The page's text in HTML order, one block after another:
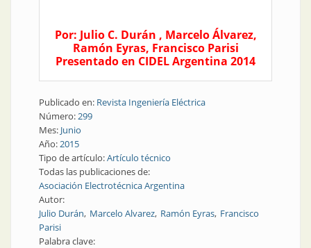
Por: Julio C. Durán , Marcelo Álvarez,
Ramón Eyras, Francisco Parisi
Presentado en CIDEL Argentina 2014
Publicado en: Revista Ingeniería Eléctrica
Número:299
Mes: Junio
Año:2015
Tipo de artículo:Artículo técnico
Todas las publicaciones de:
Asociación Electrotécnica Argentina
Autor:
Julio Durán Marcelo Alvarez Ramón Eyras Francisco
Parisi
Palabra clave: